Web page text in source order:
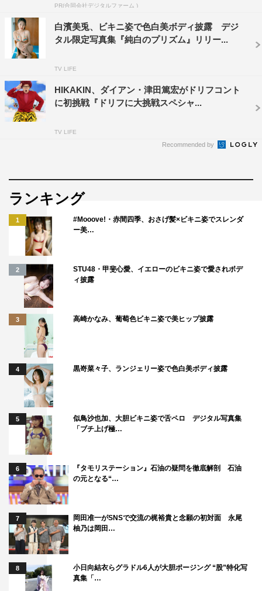
PR(合同会社デジタルファーム )
白濱美兎、ビキニ姿で色白美ボディ披露 デジ
タル限定写真集『純白のプリズム』リリー...
TV LIFE
HIKAKIN、ダイアン・津田篤宏がドリフコント
に初挑戦『ドリフに大挑戦スペシャ...
TV LIFE
Recommended by
ランキング
1
#Mooove!・赤間四季、おさげ髪×ビキニ姿でスレンダ
ー美…
2
STU48・甲斐心愛、イエローのビキニ姿で愛されボデ
ィ披露
3 高崎かなみ、葡萄色ビキニ姿で美ヒップ披露
4 黒嵜菜々子、ランジェリー姿で色白美ボディ披露
5
似鳥沙也加、大胆ビキニ姿で舌ペロ デジタル写真集
「ブチ上げ極…
6
『タモリステーション』石油の疑問を徹底解剖 石油
の元となる“…
7
岡田准一がSNSで交流の梶裕貴と念願の初対面 永尾
柚乃は岡田…
8
小日向結衣らグラドル6人が大胆ポージング “股”特化写
真集「…